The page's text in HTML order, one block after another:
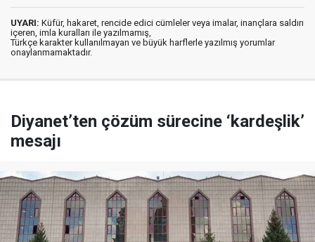
UYARI: Küfür, hakaret, rencide edici cümleler veya imalar, inançlara saldırı
içeren, imla kuralları ile yazılmamış,
Türkçe karakter kullanılmayan ve büyük harflerle yazılmış yorumlar
onaylanmamaktadır.
Diyanet’ten çözüm sürecine ‘kardeşlik’
mesajı